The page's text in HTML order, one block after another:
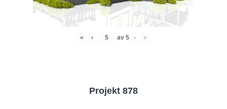
« ‹ av 5 › »
Projekt 878